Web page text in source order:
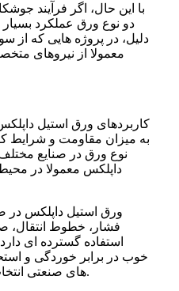
با این حال، اگر فرآیند
دو نوع ورق عملکرد
دلیل، در پروژه هایی که از
معمولا از نیروهای
کاربردهای ورق استیل
به میزان مقاومت و شرایط
نوع ورق در صنایع
داپلکس معمولا در
ورق استیل داپلکس در
فشار، خطوط انتقال،
استفاده گسترده ای
خوب در برابر خوردگی و
های صنعتی انتخاب مناسبی محسوب می شود.